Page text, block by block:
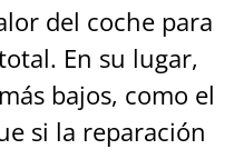
del coche para
En su lugar,
bajos, como el
si la reparación